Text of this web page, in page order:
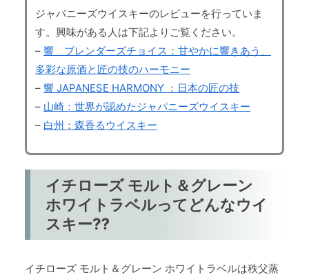
ジャパニーズウイスキーのレビューを行っていま
す。興味がある人は下記よりご覧ください。
– 響 ブレンダーズチョイス：甘やかに響きあう、
多彩な原酒と匠の技のハーモニー
– 響 JAPANESE HARMONY ：日本の匠の技
– 山崎：世界が認めたジャパニーズウイスキー
– 白州：森香るウイスキー
イチローズ モルト＆グレーン
ホワイトラベルってどんなウイ
スキー⁇
イチローズ モルト＆グレーン ホワイトラベルは秩父蒸